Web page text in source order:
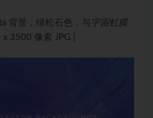
背景，绿松石色，与 宇宙虹膜
3500 像素 JPG |